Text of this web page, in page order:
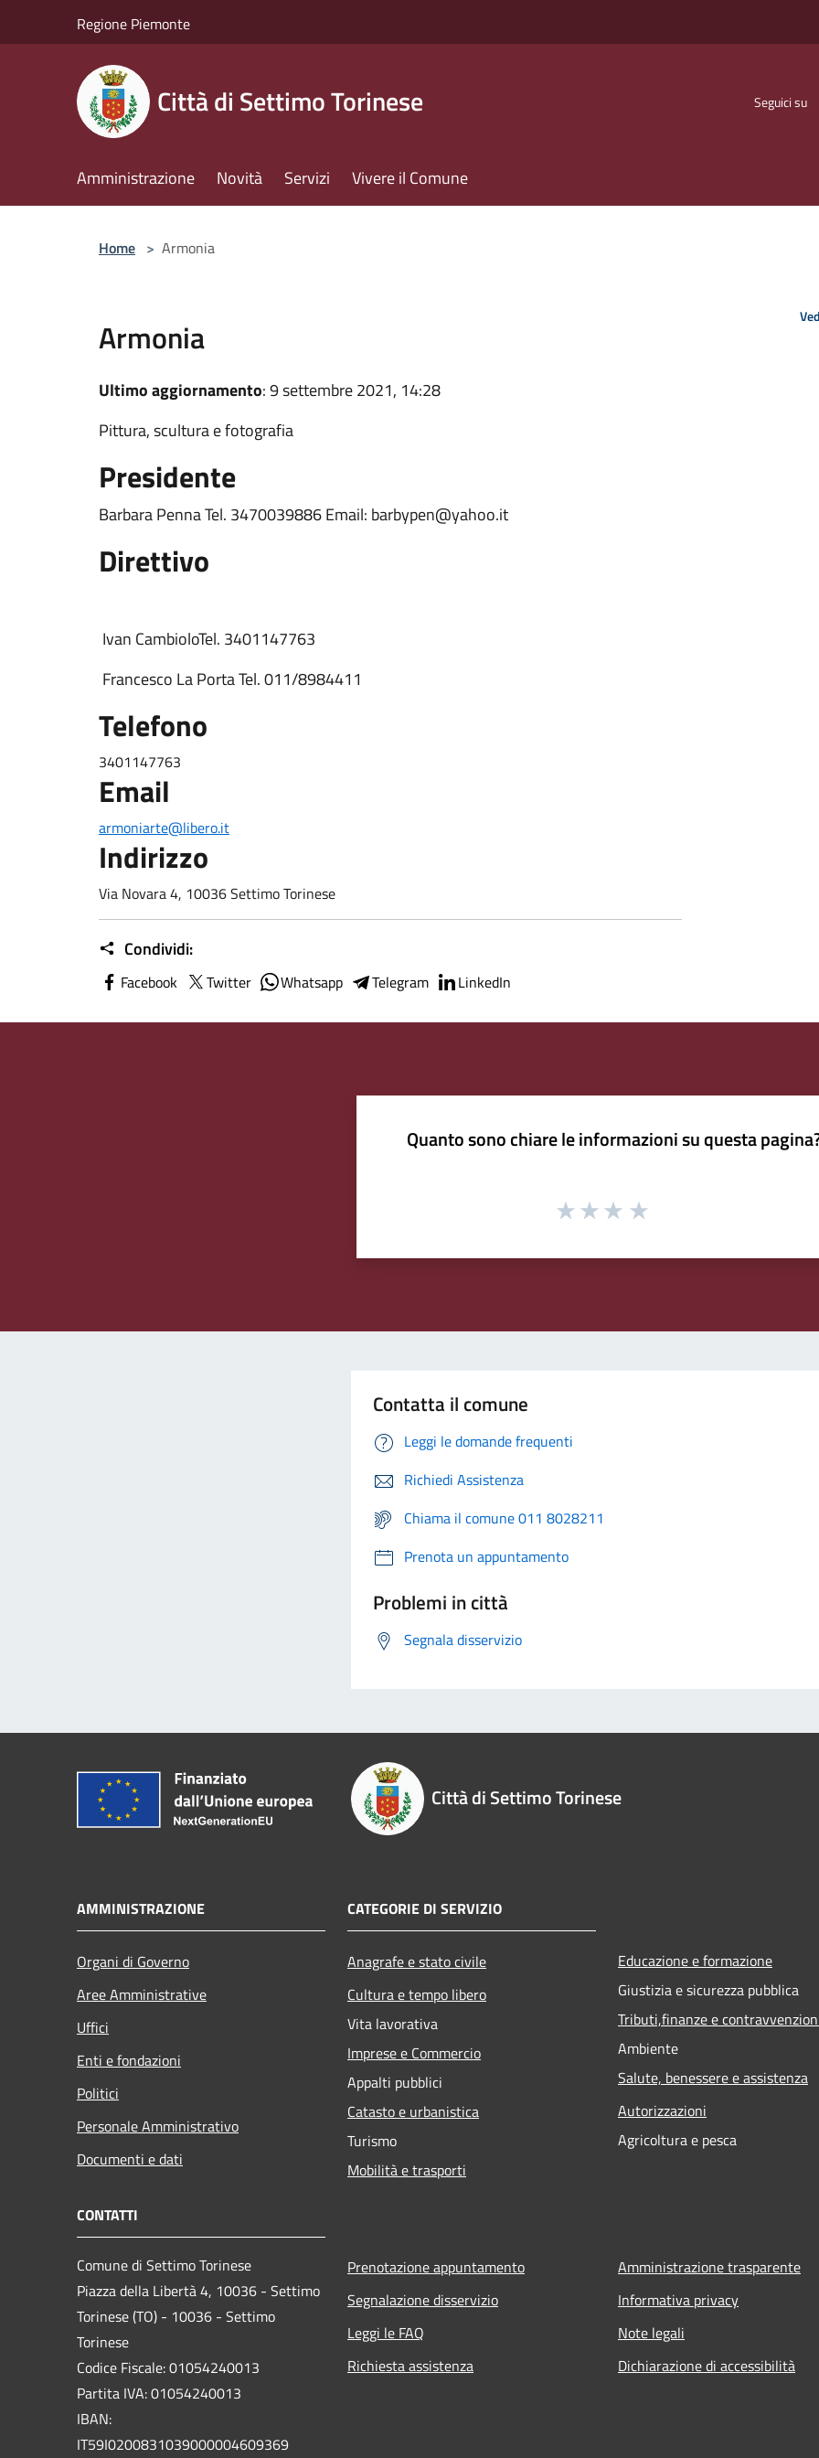
Regione Piemonte
Città di Settimo Torinese Seguici su
Amministrazione Novità Servizi Vivere il Comune
Home > Armonia
Armonia
Ultimo aggiornamento: 9 settembre 2021, 14:28
Pittura, scultura e fotografia
Presidente
Barbara Penna Tel. 3470039886 Email: barbypen@yahoo.it
Direttivo
Ivan CambioloTel. 3401147763
Francesco La Porta Tel. 011/8984411
Telefono
3401147763
Email
armoniarte@libero.it
Indirizzo
Via Novara 4, 10036 Settimo Torinese
Condividi:
Facebook Twitter Whatsapp Telegram LinkedIn
Quanto sono chiare le informazioni su questa
Contatta il comune
Leggi le domande frequenti
Richiedi Assistenza
Chiama il comune 011 8028211
Prenota un appuntamento
Problemi in città
Segnala disservizio
Città di Settimo Torinese
AMMINISTRAZIONE
Organi di Governo
Aree Amministrative
Uffici
Enti e fondazioni
Politici
Personale Amministrativo
Documenti e dati
CATEGORIE DI SERVIZIO
Anagrafe e stato civile
Cultura e tempo libero
Vita lavorativa
Imprese e Commercio
Appalti pubblici
Catasto e urbanistica
Turismo
Mobilità e trasporti
Educazione e formazione
Giustizia e sicurezza pubblica
Tributi,finanze e
Ambiente
Salute, benessere e assistenza
Autorizzazioni
Agricoltura e pesca
CONTATTI
Comune di Settimo Torinese
Piazza della Libertà 4, 10036 - Settimo
Torinese (TO) - 10036 - Settimo
Torinese
Codice Fiscale: 01054240013
Partita IVA: 01054240013
IBAN:
IT59I0200831039000004609369
Prenotazione appuntamento
Segnalazione disservizio
Leggi le FAQ
Richiesta assistenza
Amministrazione trasparente
Informativa privacy
Note legali
Dichiarazione di accessibilità